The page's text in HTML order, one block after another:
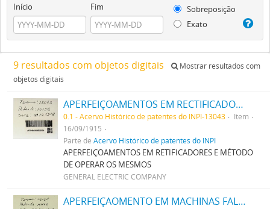
Início Fim
Sobreposição
Exato
9 resultados com objetos digitais
Mostrar resultados com
objetos digitais
APERFEIÇOAMENTOS EM RECTIFICADORES E METHODO DE OPERAR OS MESMOS
0.1 - Acervo Histórico de patentes do INPI-13043
Item
16/09/1915
Parte deAcervo Histórico de patentes do INPI
APERFEIÇOAMENTOS EM RETIFICADORES E MÉTODO
DE OPERAR OS MESMOS
GENERAL ELECTRIC COMPANY
APERFEIÇAOMENTO EM MACHINAS FALANTES